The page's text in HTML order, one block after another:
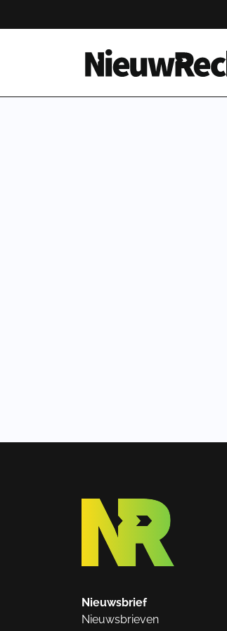
Homepage van NieuwRechts
Nieuwsbrief
Nieuwsbrieven